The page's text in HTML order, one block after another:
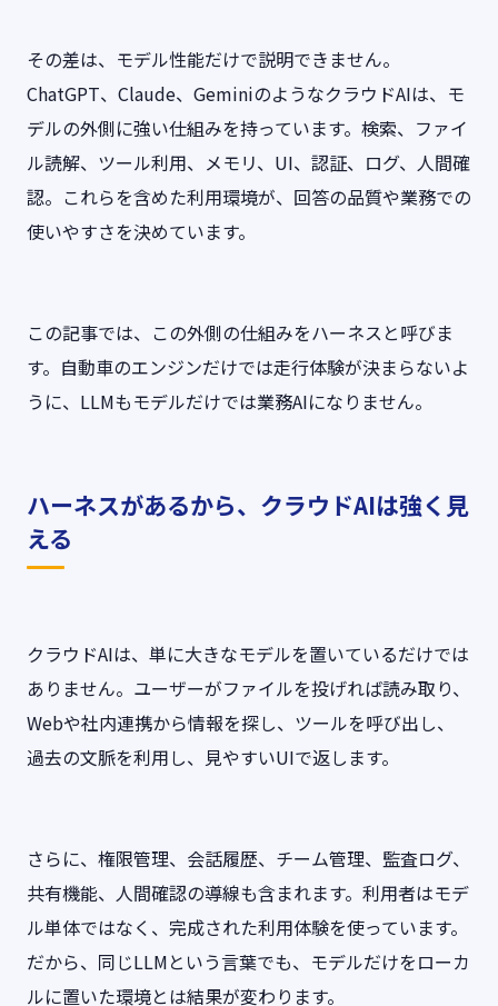
その差は、モデル性能だけで説明できません。
ChatGPT、Claude、GeminiのようなクラウドAIは、モ
デルの外側に強い仕組みを持っています。検索、ファイ
ル読解、ツール利用、メモリ、UI、認証、ログ、人間確
認。これらを含めた利用環境が、回答の品質や業務での
使いやすさを決めています。
この記事では、この外側の仕組みをハーネスと呼びま
す。自動車のエンジンだけでは走行体験が決まらないよ
うに、LLMもモデルだけでは業務AIになりません。
ハーネスがあるから、クラウドAIは強く見
える
クラウドAIは、単に大きなモデルを置いているだけでは
ありません。ユーザーがファイルを投げれば読み取り、
Webや社内連携から情報を探し、ツールを呼び出し、
過去の文脈を利用し、見やすいUIで返します。
さらに、権限管理、会話履歴、チーム管理、監査ログ、
共有機能、人間確認の導線も含まれます。利用者はモデ
ル単体ではなく、完成された利用体験を使っています。
だから、同じLLMという言葉でも、モデルだけをローカ
ルに置いた環境とは結果が変わります。